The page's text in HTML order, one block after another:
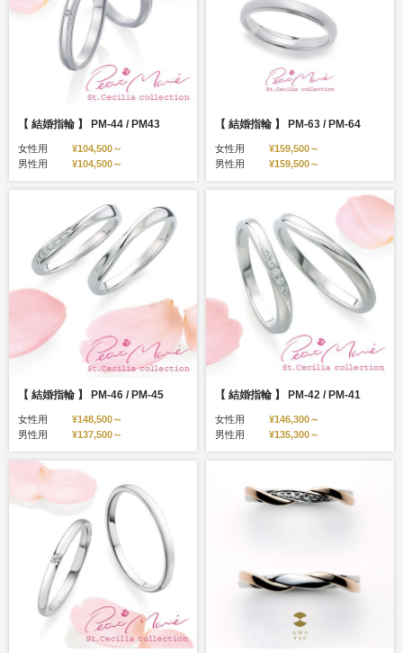
【 結婚指輪 】 PM-44 / PM43
女性用
¥104,500～
男性用
¥104,500～
【 結婚指輪 】 PM-63 / PM-64
女性用
¥159,500～
男性用
¥159,500～
【 結婚指輪 】 PM-46 / PM-45
女性用
¥148,500～
男性用
¥137,500～
【 結婚指輪 】 PM-42 / PM-41
女性用
¥146,300～
男性用
¥135,300～